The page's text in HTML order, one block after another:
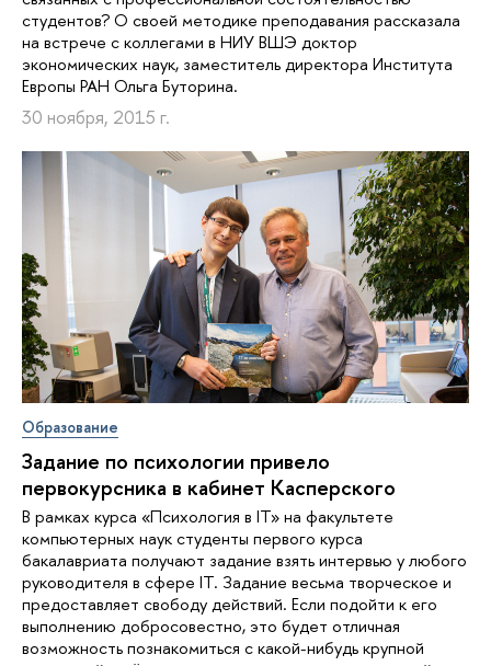
студентов? О своей методике преподавания рассказала
на встрече с коллегами в НИУ ВШЭ доктор
экономических наук, заместитель директора Института
Европы РАН Ольга Буторина.
30 ноября, 2015 г.
Образование
Задание по психологии привело
первокурсника в кабинет Касперского
В рамках курса «Психология в IT» на факультете
компьютерных наук студенты первого курса
бакалавриата получают задание взять интервью у любого
руководителя в сфере IT. Задание весьма творческое и
предоставляет свободу действий. Если подойти к его
выполнению добросовестно, это будет отличная
возможность познакомиться с какой-нибудь крупной